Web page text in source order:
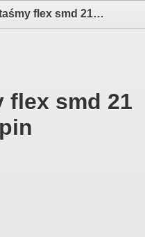
PRO-JEX: Gniazdo taśmy flex smd 21 pin 13,8mm 21pin elektronika i akcesoria aparatów fotograficznych
flex smd 21